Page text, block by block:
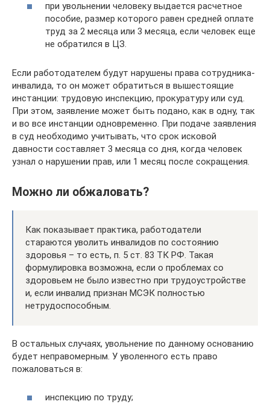
при увольнении человеку выдается расчетное
пособие, размер которого равен средней оплате
труд за 2 месяца или 3 месяца, если человек еще
не обратился в ЦЗ.
Если работодателем будут нарушены права сотрудника-
инвалида, то он может обратиться в вышестоящие
инстанции: трудовую инспекцию, прокуратуру или суд.
При этом, заявление может быть подано, как в одну, так
и во все инстанции одновременно. При подаче заявления
в суд необходимо учитывать, что срок исковой
давности составляет 3 месяца со дня, когда человек
узнал о нарушении прав, или 1 месяц после сокращения.
Можно ли обжаловать?
Как показывает практика, работодатели
стараются уволить инвалидов по состоянию
здоровья – то есть, п. 5 ст. 83 ТК РФ. Такая
формулировка возможна, если о проблемах со
здоровьем не было известно при трудоустройстве
и, если инвалид признан МСЭК полностью
нетрудоспособным.
В остальных случаях, увольнение по данному основанию
будет неправомерным. У уволенного есть право
пожаловаться в:
инспекцию по труду;